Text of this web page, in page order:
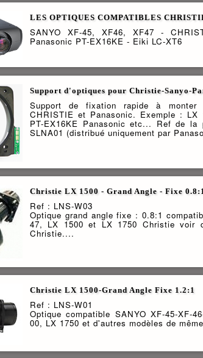
LES OPTIQUES COMPATIBLES
SANYO XF-45, XF46, XF47 -
Panasonic PT-EX16KE - Eiki LC-XT6
Support d'optiques pour Christie-Sanyo-
Support de fixation rapide à monter
CHRISTIE et Panasonic. Exemple :
PT-EX16KE Panasonic etc... Ref de
SLNA01 (distribué uniquement par
Christie LX 1500 - Grand Angle - Fixe
Ref : LNS-W03
Optique grand angle fixe : 0.8:1
47, LX 1500 et LX 1750 Christie voir
Christie....
Christie LX 1500-Grand Angle Fixe 1.2:1
Ref : LNS-W01
Optique compatible SANYO XF-45-XF-
00, LX 1750 et d'autres modèles de